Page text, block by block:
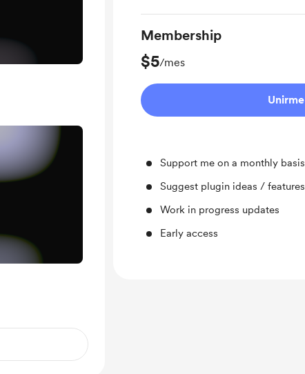
Membership
$5/mes
Unirme
Support me on a monthly basis
Suggest plugin ideas / features
Work in progress updates
Early access